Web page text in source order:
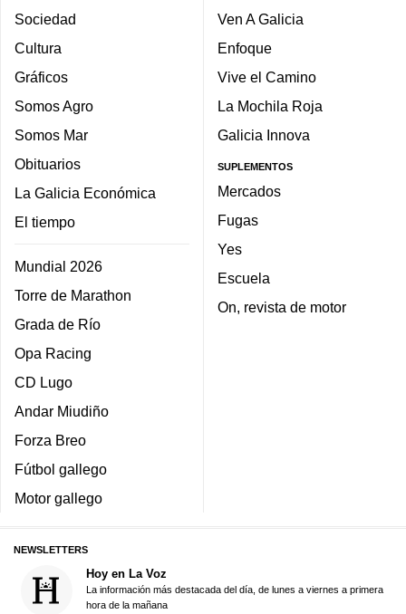
Sociedad
Cultura
Gráficos
Somos Agro
Somos Mar
Obituarios
La Galicia Económica
El tiempo
Mundial 2026
Torre de Marathon
Grada de Río
Opa Racing
CD Lugo
Andar Miudiño
Forza Breo
Fútbol gallego
Motor gallego
Ven A Galicia
Enfoque
Vive el Camino
La Mochila Roja
Galicia Innova
SUPLEMENTOS
Mercados
Fugas
Yes
Escuela
On, revista de motor
NEWSLETTERS
Hoy en La Voz
La información más destacada del día, de lunes a viernes a primera
hora de la mañana